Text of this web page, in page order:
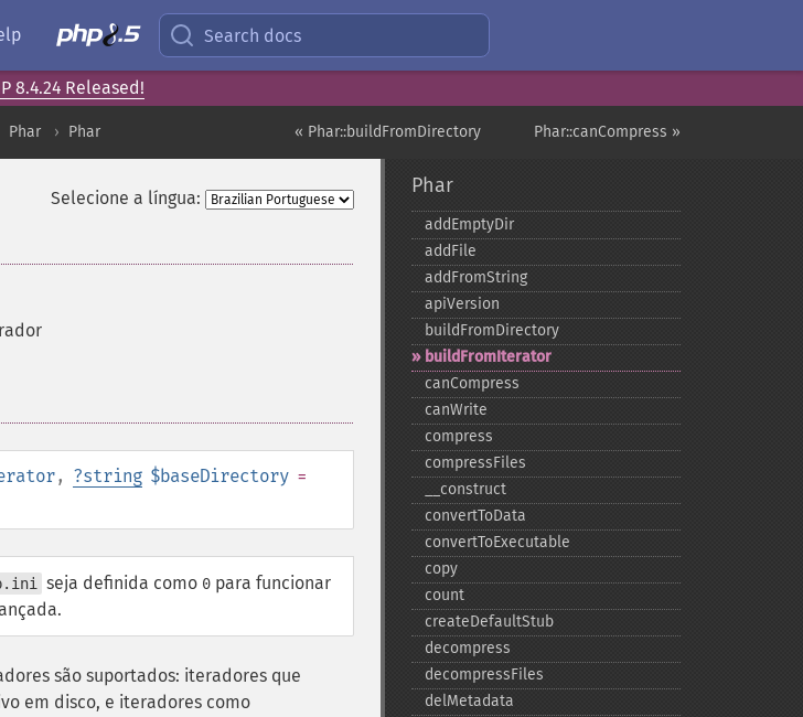
Search docs
8.4.24 Released!
Phar::canCompress »
« Phar::buildFromDirectory
Phar Phar
Selecione a língua:
, ?string $baseDirectory =
seja definida como 0 para funcionar
são suportados: iteradores que
em disco, e iteradores como
Phar
addEmptyDir
addFile
addFromString
apiVersion
buildFromDirectory
buildFromIterator
canCompress
canWrite
compress
compressFiles
_​_​construct
convertToData
convertToExecutable
copy
count
createDefaultStub
decompress
decompressFiles
delMetadata